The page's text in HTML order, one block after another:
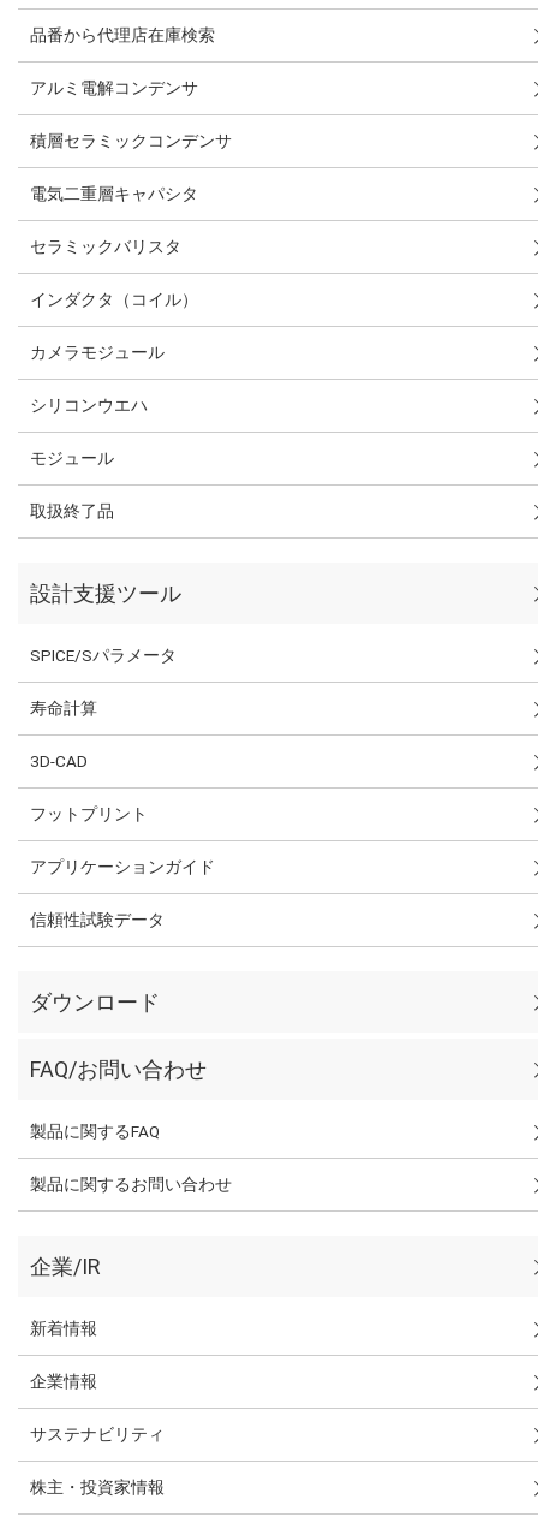
品番から代理店在庫検索
アルミ電解コンデンサ
積層セラミックコンデンサ
電気二重層キャパシタ
セラミックバリスタ
インダクタ（コイル）
カメラモジュール
シリコンウエハ
モジュール
取扱終了品
設計支援ツール
SPICE/Sパラメータ
寿命計算
3D-CAD
フットプリント
アプリケーションガイド
信頼性試験データ
ダウンロード
FAQ/お問い合わせ
製品に関するFAQ
製品に関するお問い合わせ
企業/IR
新着情報
企業情報
サステナビリティ
株主・投資家情報